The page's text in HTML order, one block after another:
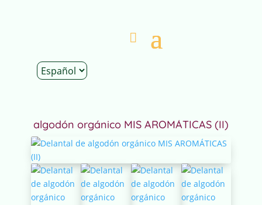
algodón orgánico MIS AROMÁTICAS (II)